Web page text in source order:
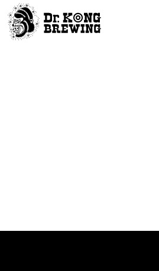
コンテンツへスキップ
メインナビゲーシ